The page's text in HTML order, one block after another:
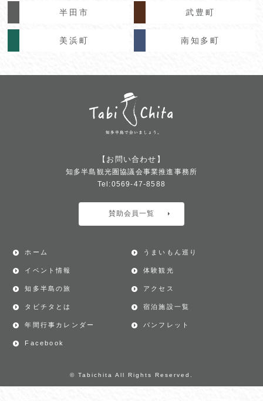
半田市 武豊町
美浜町 南知多町
【お問い合わせ】
知多半島観光圏協議会事業推進事務所
Tel:0569-47-8588
賛助会員一覧
ホーム うまいもん巡り
イベント情報 体験観光
知多半島の旅 アクセス
タビチタとは 宿泊施設一覧
年間行事カレンダー パンフレット
Facebook
© Tabichita All Rights Reserved.